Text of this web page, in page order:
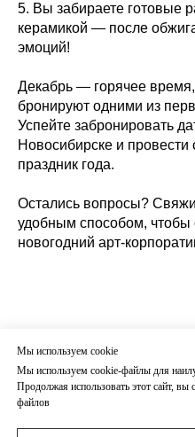
5. Вы забираете готовые
керамикой — после
эмоций!
Декабрь — горячее время,
бронируют одними из
Успейте забронировать
Новосибирске и
праздник года.
Остались вопросы?
удобным способом,
новогодний арт-
Мы используем cookie
Мы используем cookie-файлы для
Продолжая использовать этот сайт, вы
файлов